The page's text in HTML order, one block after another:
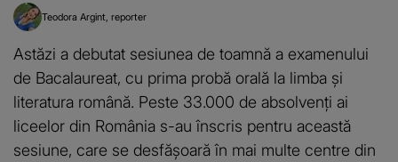
Teodora Argint reporter
Astăzi a debutat sesiunea de toamnă a examenului
de Bacalaureat, cu prima probă orală la limba și
literatura română. Peste 33.000 de absolvenți ai
liceelor din România s-au înscris pentru această
sesiune, care se desfășoară în mai multe centre din